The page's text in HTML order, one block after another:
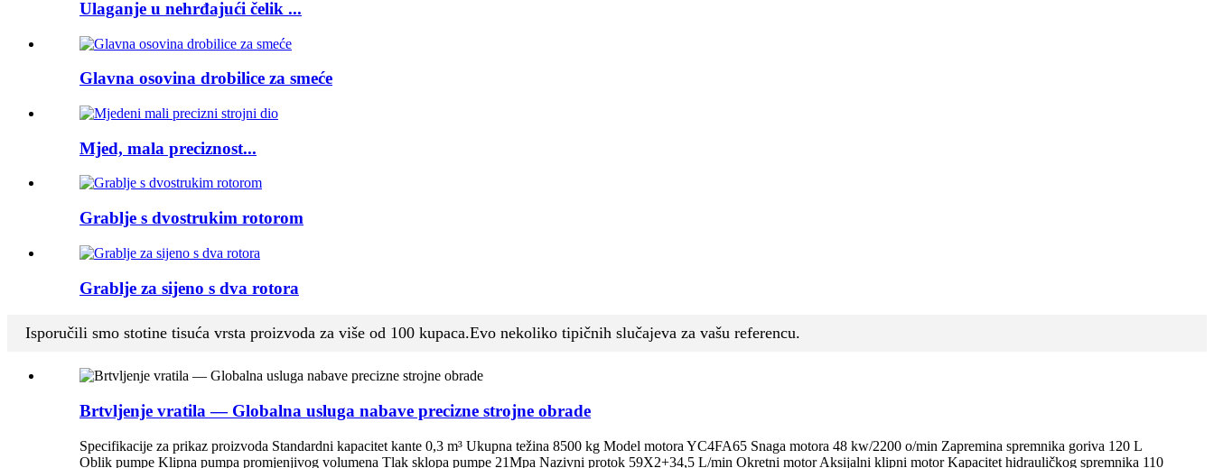
Ulaganje u nehrđajući čelik ...
Glavna osovina drobilice za smeće
Mjed, mala preciznost...
Grablje s dvostrukim rotorom
Grablje za sijeno s dva rotora
Isporučili smo stotine tisuća vrsta proizvoda za više od 100 kupaca.Evo nekoliko tipičnih slučajeva za vašu referencu.
Brtvljenje vratila — Globalna usluga nabave precizne strojne obrade
Specifikacije za prikaz proizvoda Standardni kapacitet kante 0,3 m³ Ukupna težina 8500 kg Model motora YC4FA65 Snaga motora 48 kw/2200 o/min Zapremina spremnika goriva 120 L
Oblik pumpe Klipna pumpa promjenjivog volumena Tlak sklopa pumpe 21Mpa Nazivni protok 59X2+34,5 L/min Okretni motor Aksijalni klipni motor Kapacitet hidrauličkog spremnika 110